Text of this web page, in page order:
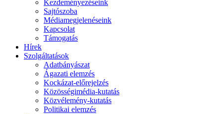
Kezdeményezéseink
Sajtószoba
Médiamegjelenéseink
Kapcsolat
Támogatás
Hírek
Szolgáltatások
Adatbányászat
Ágazati elemzés
Kockázat-előrejelzés
Közösségimédia-kutatás
Közvélemény-kutatás
Politikai elemzés